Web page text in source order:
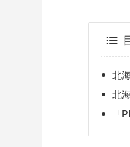
北
北
「